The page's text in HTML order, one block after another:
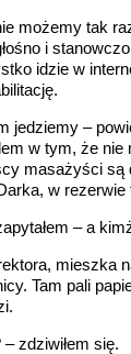
możemy tak
i
idzie w
jedziemy –
w tym, że
masażyści są
w rezerwie
– a
mieszka
Tam pali
zdziwiłem się.